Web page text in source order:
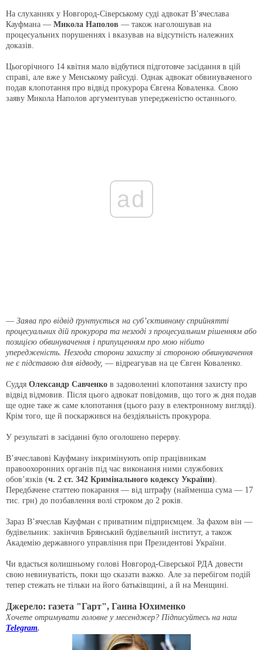
На слуханнях у Новгород-Сіверському суді адвокат В’ячеслава
Кауфмана — Микола Наполов — також наголошував на
процесуальних порушеннях і вказував на відсутність належних
доказів.
Цьогорічного 14 квітня мало відбутися підготовче засідання в цій
справі, але вже у Менському райсуді. Однак адвокат обвинуваченого
подав клопотання про відвід прокурора Євгена Коваленка. Свою
заяву Микола Наполов аргументував упередженістю останнього.
ad
— Заява про відвід ґрунтується на суб’єктивному сприйнятті
процесуальних дій прокурора та незгоді з процесуальним рішенням або
позицією обвинувачення і припущенням про мою нібито
упередженість. Незгода сторони захисту зі стороною обвинувачення
не є підставою для відводу, — відреагував на це Євген Коваленко.
Суддя Олександр Савченко в задоволенні клопотання захисту про
відвід відмовив. Після цього адвокат повідомив, що того ж дня подав
ще одне таке ж саме клопотання (цього разу в електронному вигляді).
Крім того, ще й поскаржився на бездіяльність прокурора.
У результаті в засіданні було оголошено перерву.
В’ячеславові Кауфману інкримінують опір працівникам
правоохоронних органів під час виконання ними службових
обов’язків (ч. 2 ст. 342 Кримінального кодексу України).
Передбачене статтею покарання — від штрафу (найменша сума — 17
тис. грн) до позбавлення волі строком до 2 років.
Зараз В’ячеслав Кауфман є приватним підприємцем. За фахом він —
будівельник: закінчив Брянський будівельний інститут, а також
Академію державного управління при Президентові України.
Чи вдасться колишньому голові Новгород-Сіверської РДА довести
свою невинуватість, поки що сказати важко. Але за перебігом подій
тепер стежать не тільки на його батьківщині, а й на Менщині.
Джерело: газета "Гарт", Ганна Юхименко
Хочете отримувати головне у месенджер? Підписуйтесь на наш
Telegram.